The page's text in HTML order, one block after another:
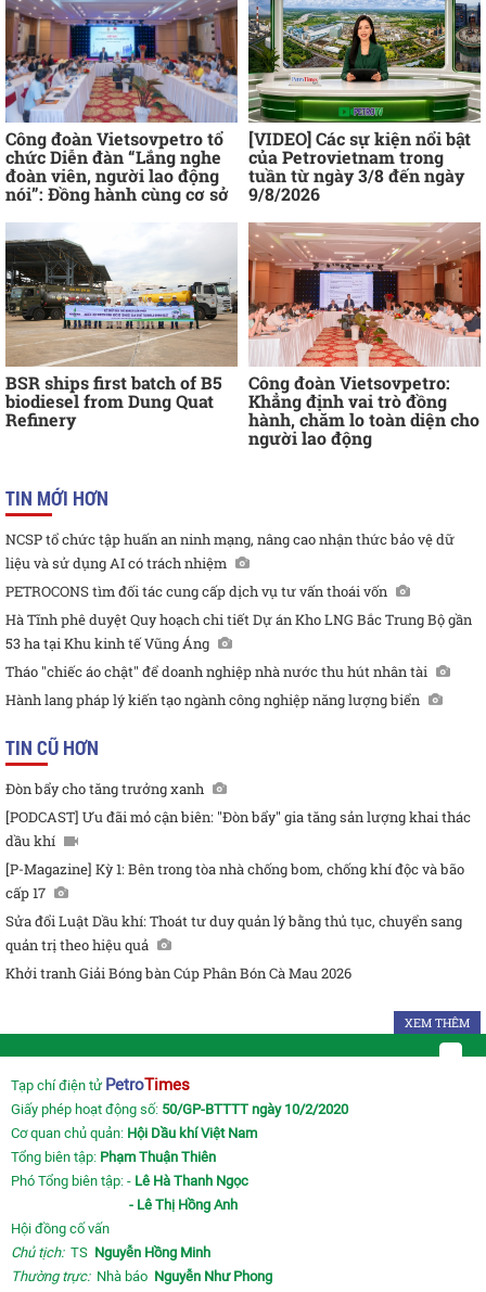
Công đoàn Vietsovpetro tổ
chức Diễn đàn “Lắng nghe
đoàn viên, người lao động
nói”: Đồng hành cùng cơ sở
[VIDEO] Các sự kiện nổi bật
của Petrovietnam trong
tuần từ ngày 3/8 đến ngày
9/8/2026
BSR ships first batch of B5
biodiesel from Dung Quat
Refinery
Công đoàn Vietsovpetro:
Khẳng định vai trò đồng
hành, chăm lo toàn diện cho
người lao động
TIN MỚI HƠN
NCSP tổ chức tập huấn an ninh mạng, nâng cao nhận thức bảo vệ dữ
liệu và sử dụng AI có trách nhiệm
PETROCONS tìm đối tác cung cấp dịch vụ tư vấn thoái vốn
Hà Tĩnh phê duyệt Quy hoạch chi tiết Dự án Kho LNG Bắc Trung Bộ gần
53 ha tại Khu kinh tế Vũng Áng
Tháo "chiếc áo chật" để doanh nghiệp nhà nước thu hút nhân tài
Hành lang pháp lý kiến tạo ngành công nghiệp năng lượng biển
TIN CŨ HƠN
Đòn bẩy cho tăng trưởng xanh
[PODCAST] Ưu đãi mỏ cận biên: "Đòn bẩy" gia tăng sản lượng khai thác
dầu khí
[P-Magazine] Kỳ 1: Bên trong tòa nhà chống bom, chống khí độc và bão
cấp 17
Sửa đổi Luật Dầu khí: Thoát tư duy quản lý bằng thủ tục, chuyển sang
quản trị theo hiệu quả
Khởi tranh Giải Bóng bàn Cúp Phân Bón Cà Mau 2026
XEM THÊM
Tạp chí điện tử PetroTimes
Giấy phép hoạt động số: 50/GP-BTTTT ngày 10/2/2020
Cơ quan chủ quản: Hội Dầu khí Việt Nam
Tổng biên tập: Phạm Thuận Thiên
Phó Tổng biên tập: - Lê Hà Thanh Ngọc
- Lê Thị Hồng Anh
Hội đồng cố vấn
Chủ tịch:TS Nguyễn Hồng Minh
Thường trực: Nhà báo Nguyễn Như Phong